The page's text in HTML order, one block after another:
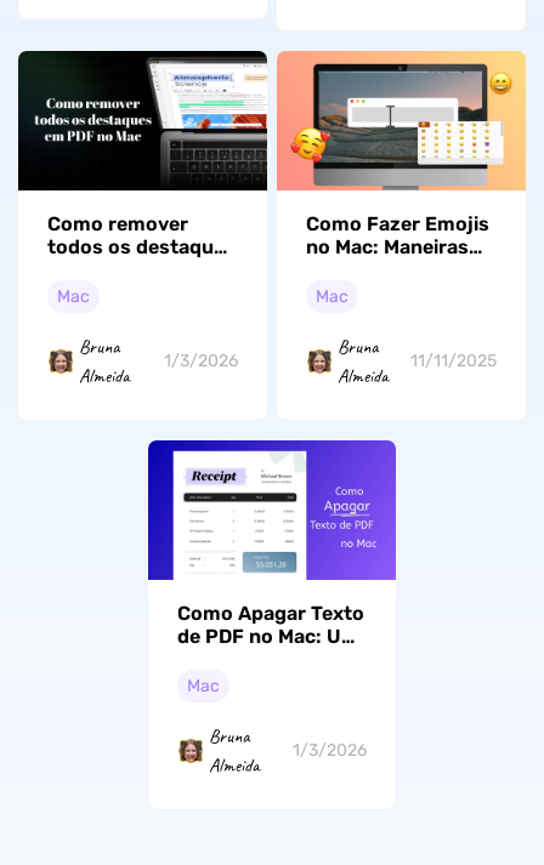
Como remover
todos os destaques
guia definitivo em
Mac
Bruna
Almeida
1/3/2026
Como Fazer Emojis
no Mac: Maneiras
e Usar o Teclado
Mac
Bruna
Almeida
11/11/2025
Como Apagar Texto
de PDF no Mac: Um
em 2026
Mac
Bruna
Almeida
1/3/2026